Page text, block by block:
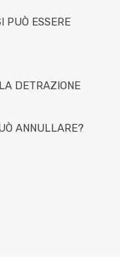
PUÒ ESSERE
DETRAZIONE
ANNULLARE?